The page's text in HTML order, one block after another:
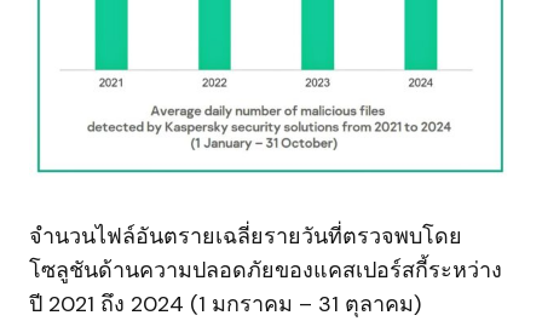
จำนวนไฟล์อันตรายเฉลี่ยรายวันที่ตรวจพบโดย
โซลูชันด้านความปลอดภัยของแคสเปอร์สกี้ระหว่าง
ปี 2021 ถึง 2024 (1 มกราคม – 31 ตุลาคม)